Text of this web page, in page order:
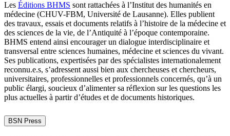
Les Éditions BHMS sont rattachées à l’Institut des humanités en
médecine (CHUV-FBM, Université de Lausanne). Elles publient
des travaux, essais et documents relatifs à l’histoire de la médecine et
des sciences de la vie, de l’Antiquité à l’époque contemporaine.
BHMS entend ainsi encourager un dialogue interdisciplinaire et
transversal entre sciences humaines, médecine et sciences du vivant.
Ses publications, expertisées par des spécialistes internationalement
reconnu.e.s, s’adressent aussi bien aux chercheuses et chercheurs,
universitaires, professionnelles et professionnels concernés, qu’à un
public élargi, soucieux d’alimenter sa réflexion sur les questions les
plus actuelles à partir d’études et de documents historiques.
BSN Press